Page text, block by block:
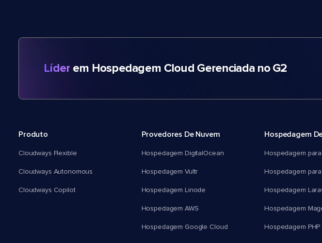
Líder em Hospedagem Cloud Gerenciada no G2
Produto
Cloudways Flexible
Cloudways Autonomous
Cloudways Copilot
Provedores De Nuvem
Hospedagem DigitalOcean
Hospedagem Vultr
Hospedagem Linode
Hospedagem AWS
Hospedagem Google Cloud
Hospedagem
Hospedagem
Hospedagem
Hospedagem
Hospedagem
Hospedagem PHP